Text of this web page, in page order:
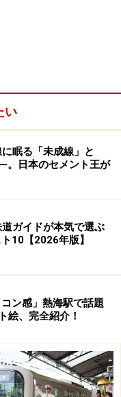
クしつつ車内へ案内
い
眠る「未成線」と
。日本のセメント王が
ガイドが本気で選ぶ
10【2026年版】
ン感」熱海駅で話題
絵、完全紹介！